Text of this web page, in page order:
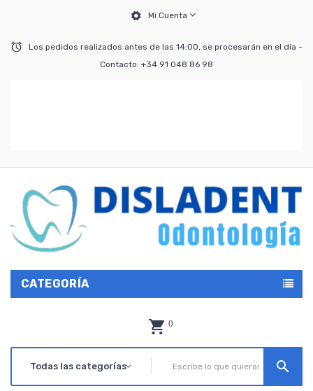
Mi Cuenta
Los pedidos realizados antes de las 14:00, se procesarán en el día -
Contacto: +34 91 048 86 98
CATEGORÍA
0
search